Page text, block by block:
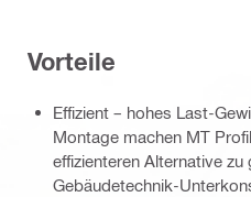
Vorteile
Effizient – hohes Last-
Montage machen MT
effizienteren Alternative zu
Gebäudetechnik-